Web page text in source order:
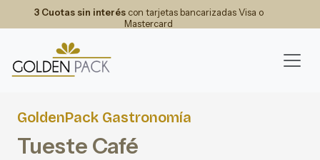
3 Cuotas sin interéscon tarjetas bancarizadas Visa o
Mastercard
GoldenPack Gastronomía
Tueste Café